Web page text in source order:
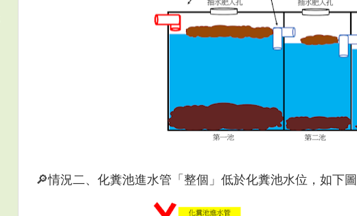
🔎情況二、化糞池進水管「整個」低於化糞池水位，如下